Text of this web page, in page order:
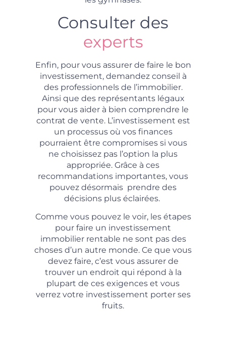
Consulter des
experts
Enfin, pour vous assurer de faire le bon
investissement, demandez conseil à
des professionnels de l’immobilier.
Ainsi que des représentants légaux
pour vous aider à bien comprendre le
contrat de vente. L’investissement est
un processus où vos finances
pourraient être compromises si vous
ne choisissez pas l’option la plus
appropriée. Grâce à ces
recommandations importantes, vous
pouvez désormais prendre des
décisions plus éclairées.
Comme vous pouvez le voir, les étapes
pour faire un investissement
immobilier rentable ne sont pas des
choses d’un autre monde. Ce que vous
devez faire, c’est vous assurer de
trouver un endroit qui répond à la
plupart de ces exigences et vous
verrez votre investissement porter ses
fruits.